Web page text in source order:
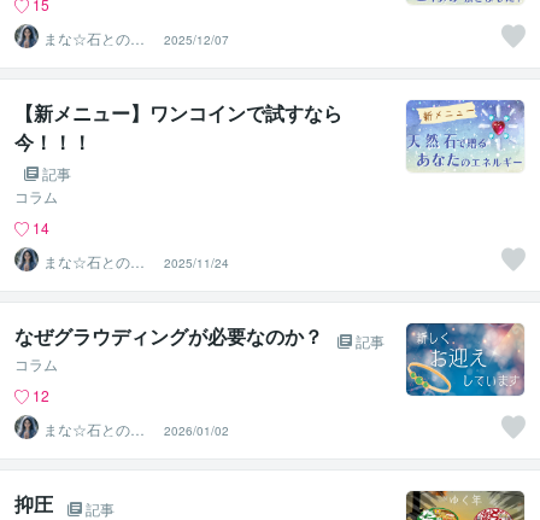
15
まな☆石との絆
を整える占い師
＆セラピスト
2025/12/07
【新メニュー】ワンコインで試すなら
今！！！
記事
コラム
14
まな☆石との絆
を整える占い師
＆セラピスト
2025/11/24
なぜグラウディングが必要なのか？
記事
コラム
12
まな☆石との絆
を整える占い師
＆セラピスト
2026/01/02
抑圧
記事